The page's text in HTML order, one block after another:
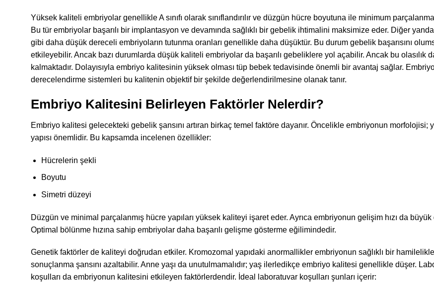
Yüksek kaliteli embriyolar genellikle A sınıfı olarak sınıflandırılır ve düzgün hücre boyutuna ile minimum
Bu tür embriyolar başarılı bir implantasyon ve devamında sağlıklı bir gebelik ihtimalini maksimize eder. Diğer
gibi daha düşük dereceli embriyoların tutunma oranları genellikle daha düşüktür. Bu durum gebelik başarısını
etkileyebilir. Ancak bazı durumlarda düşük kaliteli embriyolar da başarılı gebeliklere yol açabilir. Ancak bu olasılık
kalmaktadır. Dolayısıyla embriyo kalitesinin yüksek olması tüp bebek tedavisinde önemli bir avantaj sağlar.
derecelendirme sistemleri bu kalitenin objektif bir şekilde değerlendirilmesine olanak tanır.
Embriyo Kalitesini Belirleyen Faktörler Nelerdir?
Embriyo kalitesi gelecekteki gebelik şansını artıran birkaç temel faktöre dayanır. Öncelikle embriyonun morfolojisi;
yapısı önemlidir. Bu kapsamda incelenen özellikler:
Hücrelerin şekli
Boyutu
Simetri düzeyi
Düzgün ve minimal parçalanmış hücre yapıları yüksek kaliteyi işaret eder. Ayrıca embriyonun gelişim hızı da büyük
Optimal bölünme hızına sahip embriyolar daha başarılı gelişme gösterme eğilimindedir.
Genetik faktörler de kaliteyi doğrudan etkiler. Kromozomal yapıdaki anormallikler embriyonun sağlıklı bir hamilelikle
sonuçlanma şansını azaltabilir. Anne yaşı da unutulmamalıdır; yaş ilerledikçe embriyo kalitesi genellikle düşer.
koşulları da embriyonun kalitesini etkileyen faktörlerdendir. İdeal laboratuvar koşulları şunları içerir: